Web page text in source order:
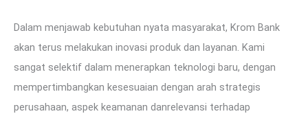
Dalam menjawab kebutuhan nyata masyarakat, Krom Bank
akan terus melakukan inovasi produk dan layanan. Kami
sangat selektif dalam menerapkan teknologi baru, dengan
mempertimbangkan kesesuaian dengan arah strategis
perusahaan, aspek keamanan danrelevansi terhadap